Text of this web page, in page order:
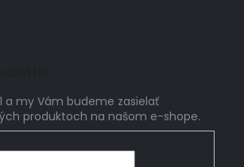
a my Vám budeme zasielať
produktoch na našom e-shope.